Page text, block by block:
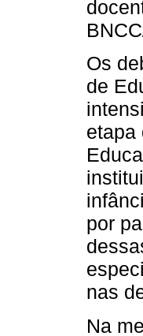
Os
de
etapa
por
nas
Na